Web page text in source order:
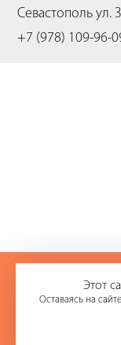
Севастополь ул.
+7 (978) 109-96-
Этот
Оставаясь на